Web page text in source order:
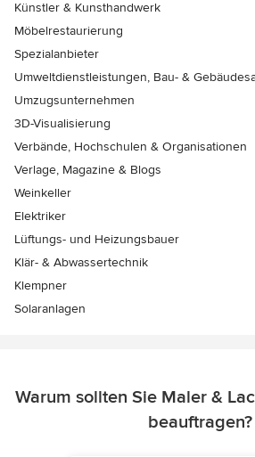
Künstler & Kunsthandwerk
Möbelrestaurierung
Spezialanbieter
Umweltdienstleistungen, Bau- &
Umzugsunternehmen
3D-Visualisierung
Verbände, Hochschulen & Organisationen
Verlage, Magazine & Blogs
Weinkeller
Elektriker
Lüftungs- und Heizungsbauer
Klär- & Abwassertechnik
Klempner
Solaranlagen
Warum sollten Sie Maler &
beauftragen?